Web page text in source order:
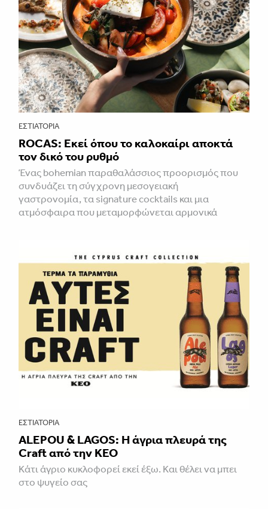
ΕΣΤΙΑΤΌΡΙΑ
ROCAS: Εκεί όπου το καλοκαίρι αποκτά
τον δικό του ρυθμό
Ένας bohemian παραθαλάσσιος προορισμός που
συνδυάζει τη σύγχρονη μεσογειακή
γαστρονομία, τα signature cocktails και μια
ατμόσφαιρα που μεταμορφώνεται αρμονικά
ΕΣΤΙΑΤΌΡΙΑ
ALEPOU & LAGOS: Η άγρια πλευρά της
Craft από την ΚΕΟ
Κάτι άγριο κυκλοφορεί εκεί έξω. Και θέλει να μπει
στο ψυγείο σας